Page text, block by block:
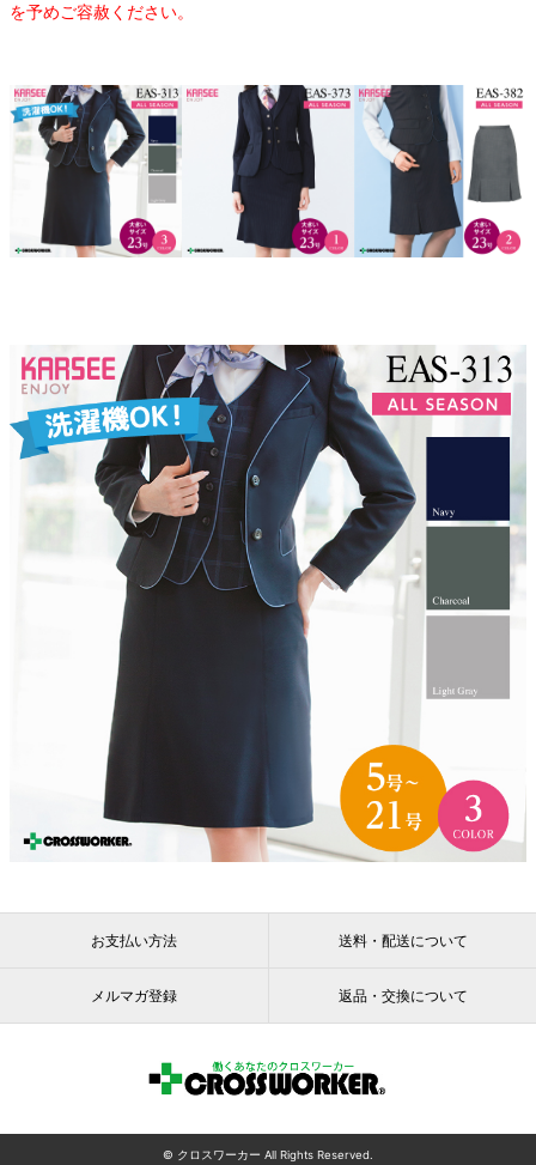
を予めご容赦ください。
お支払い方法 送料・配送について
メルマガ登録 返品・交換について
© クロスワーカー All Rights Reserved.